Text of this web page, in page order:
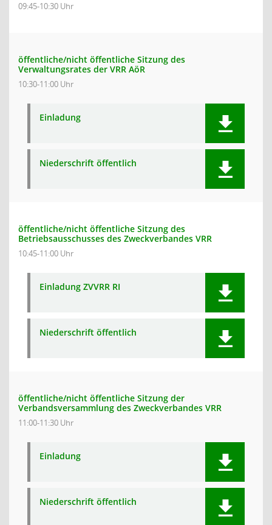
09:45-10:30 Uhr
öffentliche/nicht öffentliche Sitzung des
Verwaltungsrates der VRR AöR
10:30-11:00 Uhr
Einladung
Niederschrift öffentlich
öffentliche/nicht öffentliche Sitzung des
Betriebsausschusses des Zweckverbandes VRR
10:45-11:00 Uhr
Einladung ZVVRR RI
Niederschrift öffentlich
öffentliche/nicht öffentliche Sitzung der
Verbandsversammlung des Zweckverbandes VRR
11:00-11:30 Uhr
Einladung
Niederschrift öffentlich